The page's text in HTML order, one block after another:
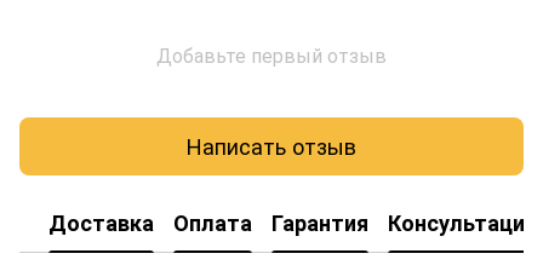
Добавьте первый отзыв
Написать отзыв
Доставка Оплата Гарантия Консультация